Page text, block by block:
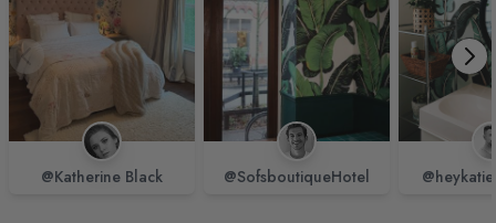
@Katherine Black @SofsboutiqueHotel